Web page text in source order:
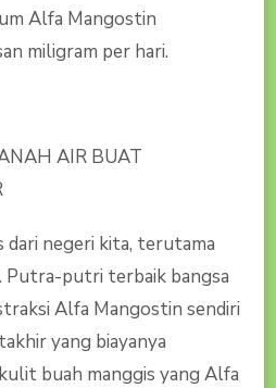
Alfa Mangostin
miligram per hari.
AIR BUAT
dari negeri kita, terutama
Putra-putri terbaik bangsa
Alfa Mangostin sendiri
yang biayanya
buah manggis yang Alfa